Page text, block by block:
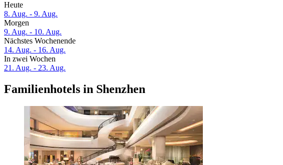
Heute
8. Aug. - 9. Aug.
Morgen
9. Aug. - 10. Aug.
Nächstes Wochenende
14. Aug. - 16. Aug.
In zwei Wochen
21. Aug. - 23. Aug.
Familienhotels in Shenzhen